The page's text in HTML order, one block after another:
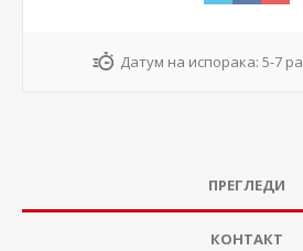
Датум на испорака: 5-7
ПРЕГЛЕДИ
КОНТАКТ